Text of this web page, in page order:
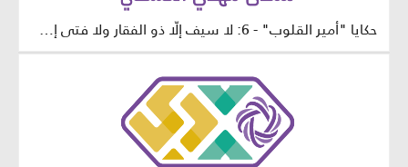
حكايا "أمير القلوب" - 6: لا سيف إلّا ذو الفقار ولا فتى إلّا عليّ (عليه السلام)